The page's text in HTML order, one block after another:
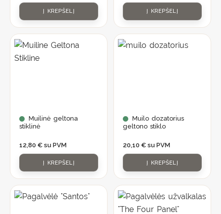
Į KREPŠELĮ Į KREPŠELĮ
Muilinė geltona
stiklinė
12,80 € su PVM
Į KREPŠELĮ
Muilo dozatorius
geltono stiklo
20,10 € su PVM
Į KREPŠELĮ